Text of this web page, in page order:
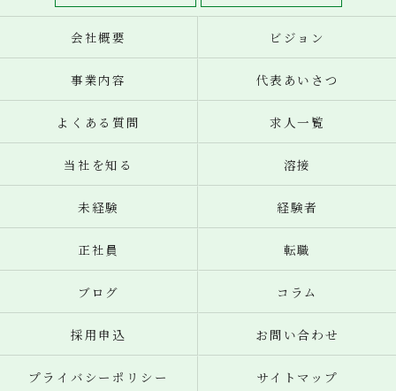
会社概要 ビジョン
事業内容 代表あいさつ
よくある質問 求人一覧
当社を知る 溶接
未経験 経験者
正社員 転職
ブログ コラム
採用申込 お問い合わせ
プライバシーポリシー サイトマップ